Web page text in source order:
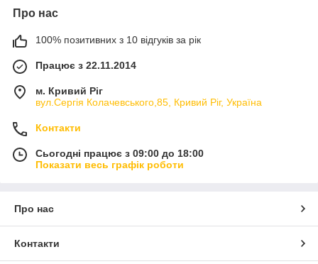
Про нас
100% позитивних з 10 відгуків за рік
Працює з 22.11.2014
м. Кривий Ріг
вул.Сергія Колачевського,85, Кривий Ріг, Україна
Контакти
Сьогодні працює з 09:00 до 18:00
Показати весь графік роботи
Про нас
Контакти